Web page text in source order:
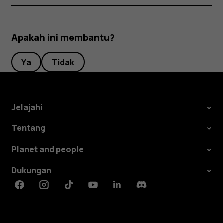
Apakah ini membantu?
Ya Tidak
Jelajahi
Tentang
Planet and people
Dukungan
FacebookInstagramTiktokYoutubeLinkedinDiscord